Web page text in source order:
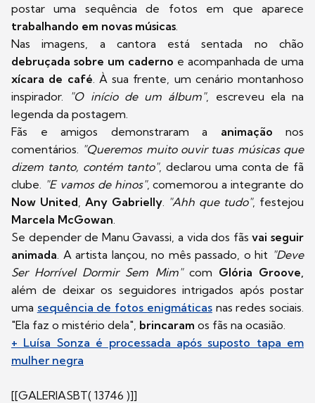
postar uma sequência de fotos em que aparece
trabalhando em novas músicas
Nas imagens, a cantora está sentada no chão
debruçada sobre um caderno e acompanhada de uma
xícara de café . À sua frente, um cenário montanhoso
inspirador.
"O início de um álbum", escreveu ela na
legenda da postagem.
Fãs e amigos demonstraram a animação nos
comentários. "Queremos muito ouvir tuas músicas que
dizem tanto, contém tanto", declarou uma conta de fã
clube. "E vamos de hinos", comemorou a integrante do
Now United Any Gabrielly. "Ahh que tudo", festejou
Marcela McGowan
Se depender de Manu Gavassi, a vida dos fãsvai seguir
animada . A artista lançou, no mês passado, o hit "Deve
Ser Horrível Dormir Sem Mim"com Glória Groove,
além de deixar os seguidores intrigados após postar
uma sequência de fotos enigmáticasnas redes sociais.
"Ela faz o mistério dela", brincaram os fãs na ocasião.
+ Luísa Sonza é processada após suposto tapa em
mulher negra
[[GALERIASBT( 13746 )]]